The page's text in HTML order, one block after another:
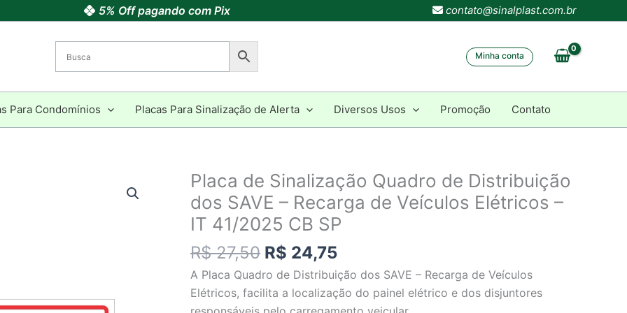
5% Off pagando com Pix contato@sinalplast.com.br
Minha conta
Para Condomínios Placas Para Sinalização de Alerta Diversos Usos Promoção Contato
Placa de Sinalização Quadro de Distribuição
dos SAVE – Recarga de Veículos Elétricos –
IT 41/2025 CB SP
R$27,50
O
preço
original
era:
R$ 27,50.
R$ 24,75
O
preço
atual
é:
R$ 24,75.
A Placa Quadro de Distribuição dos SAVE – Recarga de Veículos
Elétricos, facilita a localização do painel elétrico e dos disjuntores
Placa
de
Sinalização
Quadro
de
Distribuição
dos
SAVE